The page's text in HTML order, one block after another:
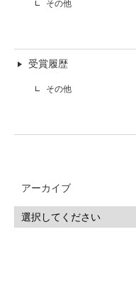
その他
受賞履歴
その他
アーカイブ